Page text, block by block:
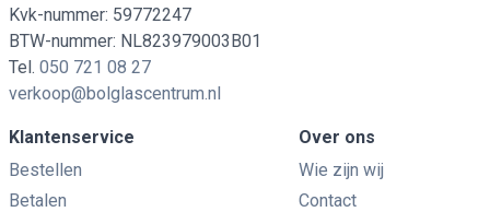
Kvk-nummer: 59772247
BTW-nummer: NL823979003B01
Tel. 050 721 08 27
verkoop@bolglascentrum.nl
Klantenservice
Bestellen
Betalen
Over ons
Wie zijn wij
Contact